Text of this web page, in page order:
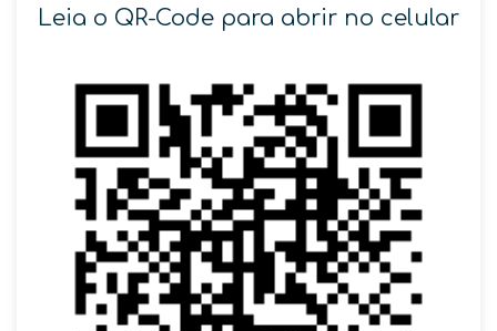
Leia o QR-Code para abrir no celular